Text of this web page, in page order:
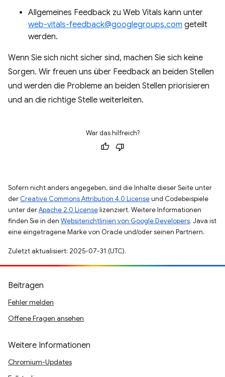
Allgemeines Feedback zu Web Vitals kann unter
web-vitals-feedback@googlegroups.com geteilt
werden.
Wenn Sie sich nicht sicher sind, machen Sie sich keine
Sorgen. Wir freuen uns über Feedback an beiden Stellen
und werden die Probleme an beiden Stellen priorisieren
und an die richtige Stelle weiterleiten.
War das hilfreich?
Sofern nicht anders angegeben, sind die Inhalte dieser Seite unter
der Creative Commons Attribution 4.0 Licenseund Codebeispiele
unter derApache 2.0 Licenselizenziert. Weitere Informationen
finden Sie in den Websiterichtlinien von Google Developers. Java ist
eine eingetragene Marke von Oracle und/oder seinen Partnern.
Zuletzt aktualisiert: 2025-07-31 (UTC).
Beitragen
Fehler melden
Offene Fragen ansehen
Weitere Informationen
Chromium-Updates